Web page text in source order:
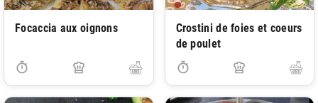
Focaccia aux oignons
Crostini de foies et coeurs
de poulet